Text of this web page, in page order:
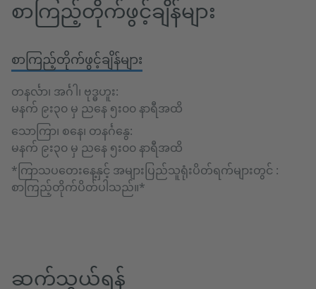
စာကြည့်တိုက်ဖွင့်ချိန်များ
စာကြည့်တိုက်ဖွင့်ချိန်များ
တနင်္လာ၊ အင်္ဂါ၊ ဗုဒ္ဓဟူး:
မနက် ၉း၃၀ မှ ညနေ ၅း၀၀ နာရီအထိ
သောကြာ၊ စနေ၊ တနင်္ဂနွေ:
မနက် ၉း၃၀ မှ ညနေ ၅း၀၀ နာရီအထိ
*ကြာသပတေးနေ့နှင့် အများပြည်သူရုံးပိတ်ရက်များတွင် :
စာကြည့်တိုက်ပိတ်ပါသည်။*
ဆက်သွယ်ရန်